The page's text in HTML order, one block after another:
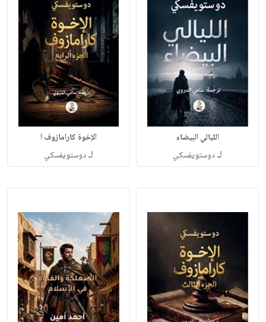
الليالي البيضاء
لـدوستويفسكي
الإخوة كارامازوف ا
لـدوستويفسكي